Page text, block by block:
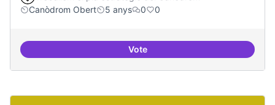
Canòdrom Obert
5 anys 0 0
VoteIdees per la millora democràtica